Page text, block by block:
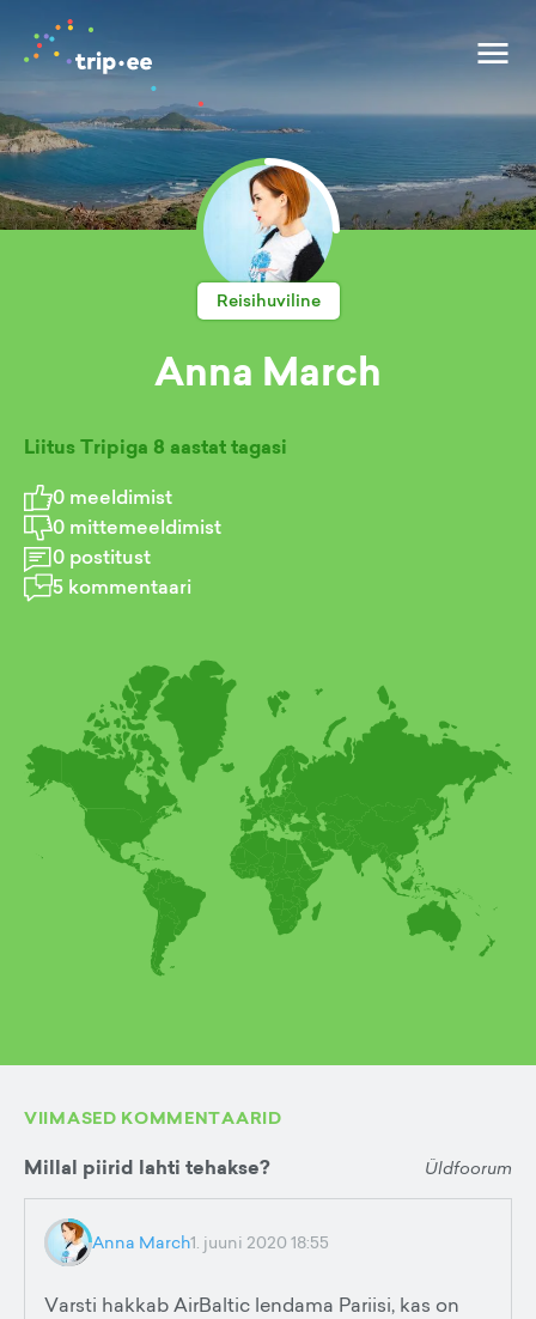
Reisihuviline
Anna March
Liitus Tripiga 8 aastat tagasi
0 meeldimist
0 mittemeeldimist
0 postitust
5 kommentaari
VIIMASED KOMMENTAARID
Millal piirid lahti tehakse? Üldfoorum
Anna March1. juuni 2020 18:55
Varsti hakkab AirBaltic lendama Pariisi, kas on